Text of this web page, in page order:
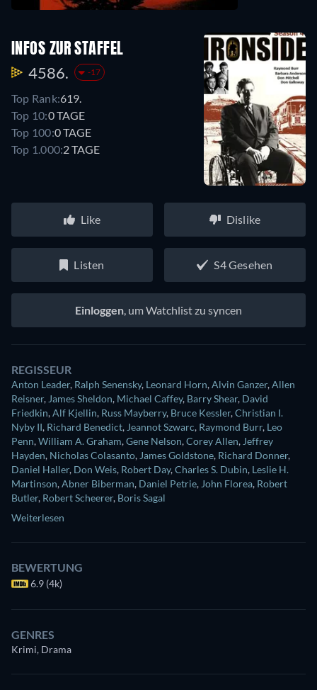
INFOS ZUR STAFFEL
4586. -17
Top Rank:619.
Top 10:0 TAGE
Top 100:0 TAGE
Top 1.000:2 TAGE
Like Dislike
Listen S4 Gesehen
Einloggen, um Watchlist zu syncen
REGISSEUR
Anton Leader, Ralph Senensky, Leonard Horn,Alvin Ganzer,Allen
Reisner, James Sheldon, Michael Caffey, Barry Shear, David
Friedkin,Alf Kjellin, Russ Mayberry, Bruce Kessler,Christian I.
Nyby II, Richard Benedict, Jeannot Szwarc, Raymond Burr, Leo
Penn,William A. Graham,Gene Nelson,Corey Allen, Jeffrey
Hayden, Nicholas Colasanto, James Goldstone, Richard Donner,
Daniel Haller, Don Weis, Robert Day,Charles S. Dubin, Leslie H.
Martinson,Abner Biberman, Daniel Petrie, John Florea, Robert
Butler, Robert Scheerer, Boris Sagal
Weiterlesen
BEWERTUNG
6.9 (4k)
GENRES
Krimi, Drama